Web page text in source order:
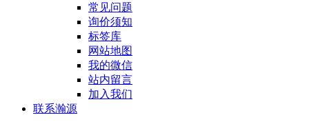
常见问题
询价须知
标签库
网站地图
我的微信
站内留言
加入我们
联系瀚源